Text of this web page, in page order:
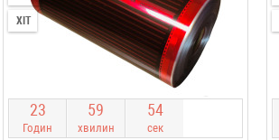
ХІТ
23
Годин
59
хвилин
53
сек